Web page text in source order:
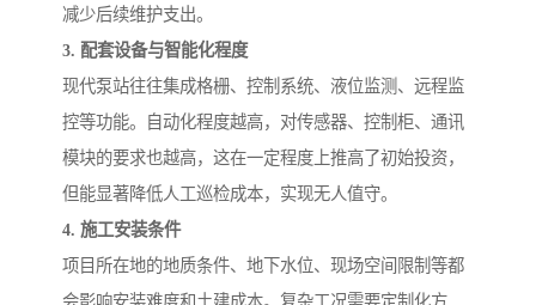
减少后续维护支出。
3. 配套设备与智能化程度
现代泵站往往集成格栅、控制系统、液位监测、远程监
控等功能。自动化程度越高，对传感器、控制柜、通讯
模块的要求也越高，这在一定程度上推高了初始投资，
但能显著降低人工巡检成本，实现无人值守。
4. 施工安装条件
项目所在地的地质条件、地下水位、现场空间限制等都
农村生活污水处理设备
疗养院污水处理设备 屠宰场污水处理
生活污水处理设备 医疗污水处理设备
医疗机构污水处理设备 酿酒污水